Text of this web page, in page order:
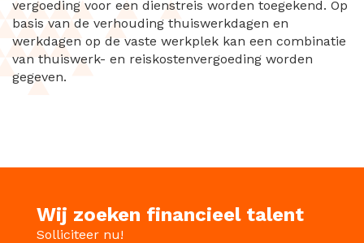
vergoeding voor een dienstreis worden toegekend. Op
basis van de verhouding thuiswerkdagen en
werkdagen op de vaste werkplek kan een combinatie
van thuiswerk- en reiskostenvergoeding worden
gegeven.
Wij zoeken financieel talent
Solliciteer nu!